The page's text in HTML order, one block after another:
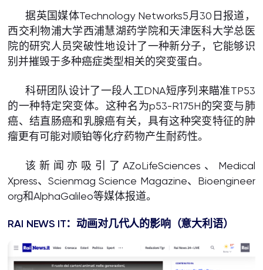
据英国媒体Technology Networks5月30日报道，
西交利物浦大学西浦慧湖药学院和天津医科大学总医
院的研究人员突破性地设计了一种新分子，它能够识
别并摧毁于多种癌症类型相关的突变蛋白。
科研团队设计了一段人工DNA短序列来瞄准TP53
的一种特定突变体。这种名为p53-R175H的突变与肺
癌、结直肠癌和乳腺癌有关，具有这种突变特征的肿
瘤更有可能对顺铂等化疗药物产生耐药性。
该新闻亦吸引了AZoLifeSciences、Medical
Xpress、Scienmag Science Magazine、Bioengineer
org和AlphaGalileo等媒体报道。
RAI NEWS IT：动画对几代人的影响（意大利语）